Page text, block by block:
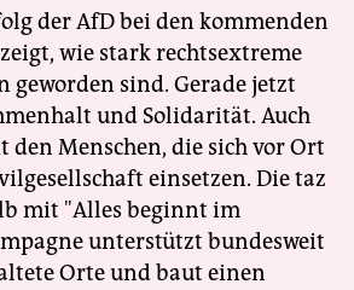
der AfD bei den kommenden
wie stark rechtsextreme
geworden sind. Gerade jetzt
und Solidarität. Auch
Menschen, die sich vor Ort
einsetzen. Die taz
mit "Alles beginnt im
unterstützt bundesweit
Orte und baut einen